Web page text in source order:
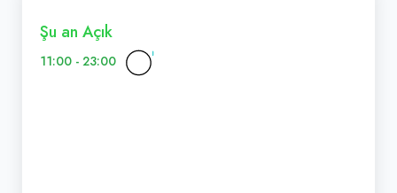
Şu an Açık
11:00 - 23:00